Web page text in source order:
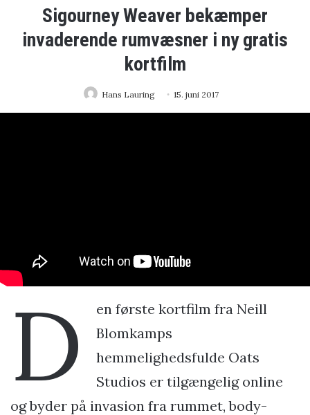
Sigourney Weaver bekæmper
invaderende rumvæsner i ny gratis
kortfilm
Hans Lauring 15. juni 2017
D
en første kortfilm fra Neill
Blomkamps
hemmelighedsfulde Oats
Studios er tilgængelig online
og byder på invasion fra rummet, body-